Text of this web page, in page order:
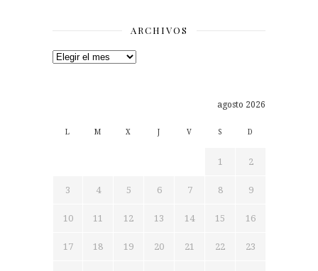
ARCHIVOS
Archivos
agosto 2026
L M X J V S D
1 2
3 4 5 6 7 8 9
10 11 12 13 14 15 16
17 18 19 20 21 22 23